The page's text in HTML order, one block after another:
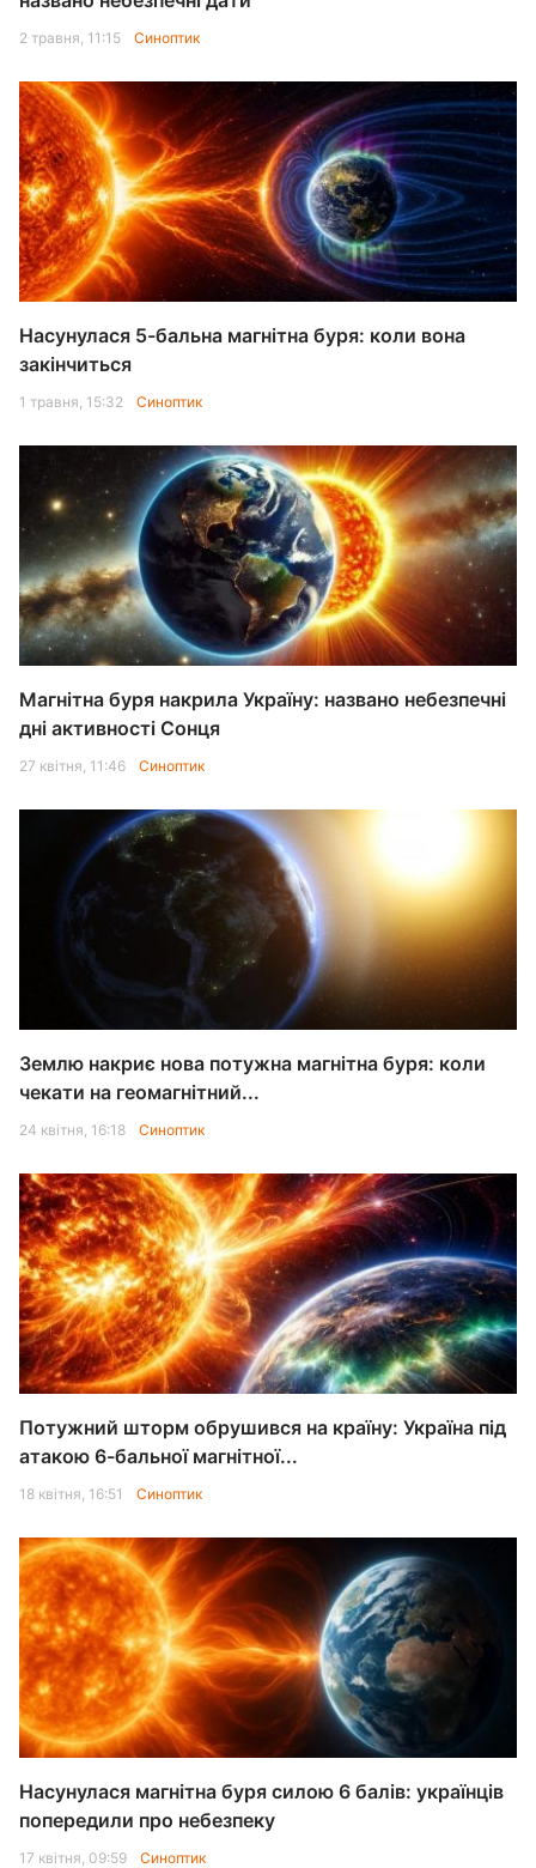
2 травня, 11:15 Синоптик
Насунулася 5-бальна магнітна буря: коли вона
закінчиться
1 травня, 15:32 Синоптик
Магнітна буря накрила Україну: названо небезпечні
дні активності Сонця
27 квітня, 11:46 Синоптик
Землю накриє нова потужна магнітна буря: коли
чекати на геомагнітний...
24 квітня, 16:18 Синоптик
Потужний шторм обрушився на країну: Україна під
атакою 6-бальної магнітної...
18 квітня, 16:51 Синоптик
Насунулася магнітна буря силою 6 балів: українців
попередили про небезпеку
17 квітня, 09:59 Синоптик